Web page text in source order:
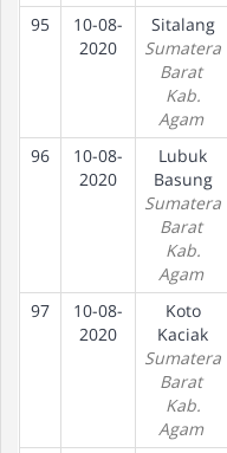
95
10-08-
2020
Sitalang
Sumatera
Barat
Kab.
Agam
96
10-08-
2020
Lubuk
Basung
Sumatera
Barat
Kab.
Agam
97
10-08-
2020
Koto
Kaciak
Sumatera
Barat
Kab.
Agam